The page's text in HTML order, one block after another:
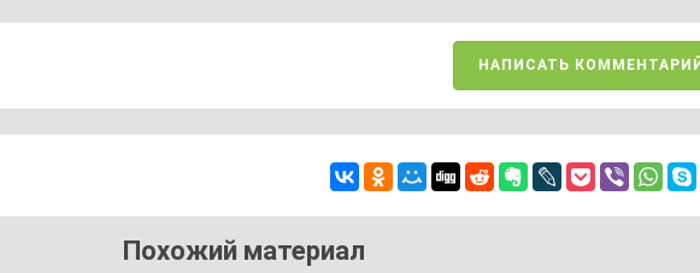
НАПИСАТЬ КОММЕНТАРИЙ
Похожий материал